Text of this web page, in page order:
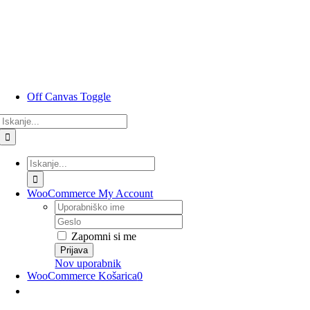
Off Canvas Toggle
Rezultati
iskanja
za:
WooCommerce My Account
Uporabniško
ime
Geslo
Zapomni si me
Nov uporabnik
WooCommerce Košarica0